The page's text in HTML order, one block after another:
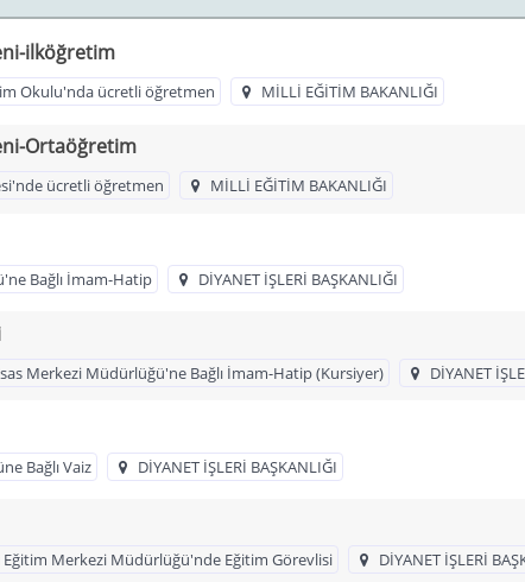
ilköğretim
Okulu'nda ücretli öğretmen MİLLİ EĞİTİM BAKANLIĞI
Ortaöğretim
ücretli öğretmen MİLLİ EĞİTİM BAKANLIĞI
Bağlı İmam-Hatip DİYANET İŞLERİ BAŞKANLIĞI
Merkezi Müdürlüğü'ne Bağlı İmam-Hatip (Kursiyer) DİYANET
Bağlı Vaiz DİYANET İŞLERİ BAŞKANLIĞI
Merkezi Müdürlüğü'nde Eğitim Görevlisi DİYANET İŞLERİ